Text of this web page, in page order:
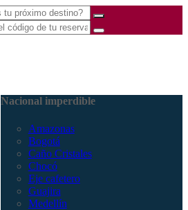
Nacional imperdible
Amazonas
Bogotá
Caño Cristales
Chocó
Eje cafetero
Guajira
Medellín